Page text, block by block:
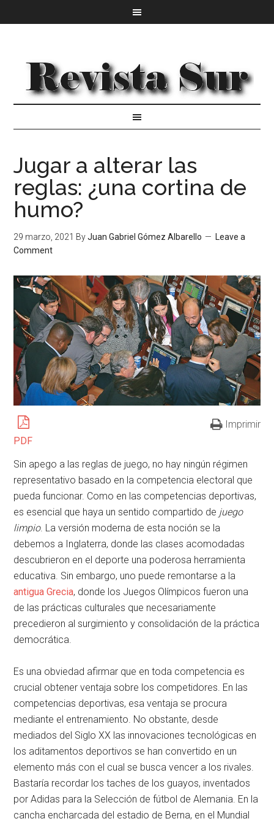
Jugar a alterar las
reglas: ¿una cortina de
humo?
29 marzo, 2021 ByJuan Gabriel Gómez Albarello
Leave a
Comment
PDF
Imprimir
Sin apego a las reglas de juego, no hay ningún régimen
representativo basado en la competencia electoral que
pueda funcionar. Como en las competencias deportivas,
es esencial que haya un sentido compartido de juego
limpio. La versión moderna de esta noción se la
debemos a Inglaterra, donde las clases acomodadas
descubrieron en el deporte una poderosa herramienta
educativa. Sin embargo, uno puede remontarse a la
antigua Grecia, donde los Juegos Olímpicos fueron una
de las prácticas culturales que necesariamente
precedieron al surgimiento y consolidación de la práctica
democrática.
Es una obviedad afirmar que en toda competencia es
crucial obtener ventaja sobre los competidores. En las
competencias deportivas, esa ventaja se procura
mediante el entrenamiento. No obstante, desde
mediados del Siglo XX las innovaciones tecnológicas en
los aditamentos deportivos se han convertido en un
elemento más con el cual se busca vencer a los rivales.
Bastaría recordar los taches de los guayos, inventados
por Adidas para la Selección de fútbol de Alemania. En la
cancha encharcada del estadio de Berna, en el Mundial